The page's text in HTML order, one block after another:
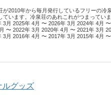
が2010年から毎月発行しているフリーの
ています。冷泉荘のあれこれがつまってい
3月 2025年 4月 〜 2026年 3月 2024年 4月
〜 2022年 3月 2020年 4月 〜 2021年 3月
3月 2016年 4月 〜 2017年 3月 2015年 4月
ルグッズ